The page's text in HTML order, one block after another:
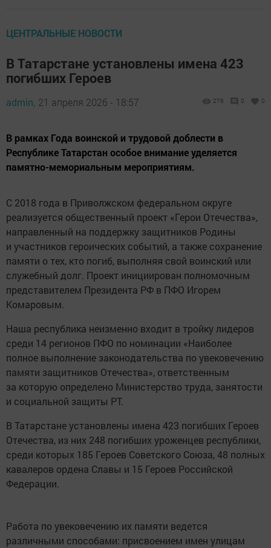
ЦЕНТРАЛЬНЫЕ НОВОСТИ
В Татарстане установлены имена 423
погибших Героев
admin, 21 апреля 2026 - 18:57 276 0 0
В рамках Года воинской и трудовой доблести в
Республике Татарстан особое внимание уделяется
памятно-мемориальным мероприятиям.
С 2018 года в Приволжском федеральном округе
реализуется общественный проект «Герои Отечества»,
направленный на поддержку защитников Родины
и участников героических событий, а также сохранение
памяти о тех, кто погиб, выполняя свой воинский или
служебный долг. Проект инициирован полномочным
представителем Президента РФ в ПФО Игорем
Комаровым.
Наша республика неизменно входит в тройку лидеров
среди 14 регионов ПФО по номинации «Наиболее
полное выполнение законодательства по увековечению
памяти защитников Отечества», ответственным
за которую определено Министерство труда, занятости
и социальной защиты РТ.
В Татарстане установлены имена 423 погибших Героев
Отечества, из них 248 погибших уроженцев республики,
среди которых 185 Героев Советского Союза, 48 полных
кавалеров ордена Славы и 15 Героев Российской
Федерации.
Работа по увековечению их памяти ведется
различными способами: присвоением имен улицам